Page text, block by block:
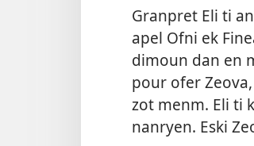
Granpret Eli ti
apel Ofni ek
dimoun dan en
pour ofer
zot menm. Eli ti
nanryen. Eski